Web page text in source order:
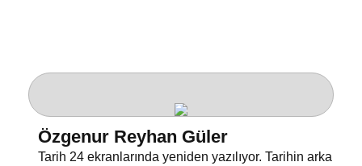
Özgenur Reyhan Güler
Tarih 24 ekranlarında yeniden yazılıyor. Tarihin arka